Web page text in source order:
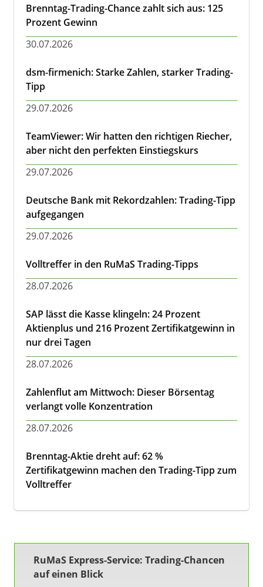
Brenntag-Trading-Chance zahlt sich aus: 125
Prozent Gewinn
30.07.2026
dsm-firmenich: Starke Zahlen, starker Trading-
Tipp
29.07.2026
TeamViewer: Wir hatten den richtigen Riecher,
aber nicht den perfekten Einstiegskurs
29.07.2026
Deutsche Bank mit Rekordzahlen: Trading-Tipp
aufgegangen
29.07.2026
Volltreffer in den RuMaS Trading-Tipps
28.07.2026
SAP lässt die Kasse klingeln: 24 Prozent
Aktienplus und 216 Prozent Zertifikatgewinn in
nur drei Tagen
28.07.2026
Zahlenflut am Mittwoch: Dieser Börsentag
verlangt volle Konzentration
28.07.2026
Brenntag-Aktie dreht auf: 62 %
Zertifikatgewinn machen den Trading-Tipp zum
Volltreffer
RuMaS Express-Service: Trading-Chancen
auf einen Blick